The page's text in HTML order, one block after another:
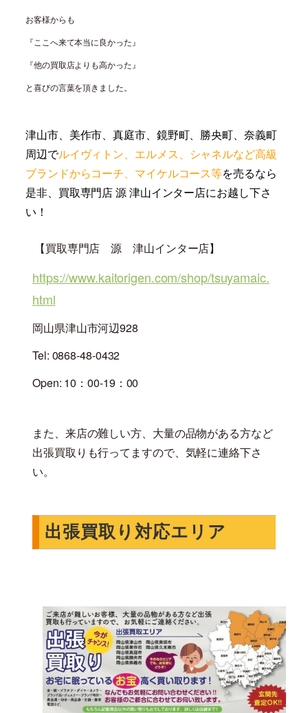
お客様からも
『ここへ来て本当に良かった』
『他の買取店よりも高かった』
と喜びの言葉を頂きました。
津山市、美作市、真庭市、鏡野町、勝央町、奈義町
周辺でルイヴィトン、エルメス、シャネルなど高級
ブランドからコーチ、マイケルコース等を売るなら
是非、買取専門店 源 津山インター店にお越し下さ
い！
【買取専門店 源 津山インター店】
https://www.kaitorigen.com/shop/tsuyamaic.
html
岡山県津山市河辺928
Tel: 0868-48-0432
Open: 10：00-19：00
また、来店の難しい方、大量の品物がある方など
出張買取りも行ってますので、気軽に連絡下さ
い。
出張買取り対応エリア